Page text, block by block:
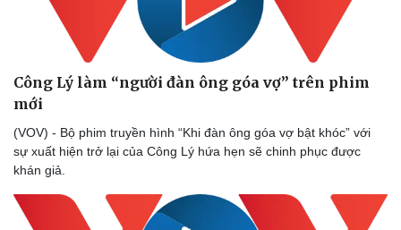
Sức khỏe
Dinh dưỡng - món ngon
Cây thuốc
Sản phụ khoa
Nhi khoa
Nam khoa
Làm đẹp - giảm cân
Phòng mạch online
Đời sống
Nhà đẹp
Tình yêu - Gia đình
Công Lý làm “người đàn ông góa vợ” trên phim
mới
(VOV) - Bộ phim truyền hình “Khi đàn ông góa vợ bật khóc” với
sự xuất hiện trở lại của Công Lý hứa hẹn sẽ chinh phục được
khán giả.